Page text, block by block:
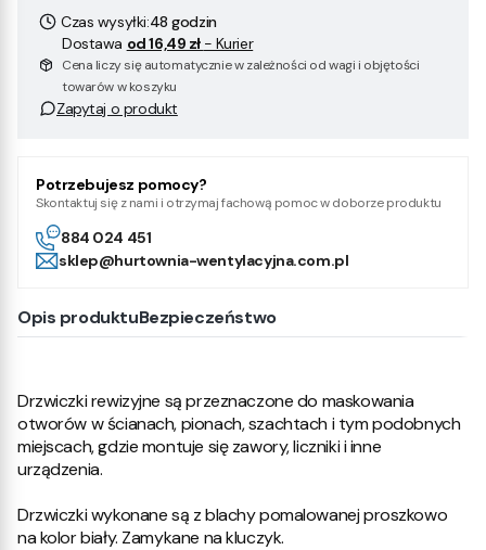
Czas wysyłki:48 godzin
Dostawa od 16,49 zł - Kurier
Cena liczy się automatycznie w zależności od wagi i objętości
towarów w koszyku
Zapytaj o produkt
Potrzebujesz pomocy?
Skontaktuj się z nami i otrzymaj fachową pomoc w doborze produktu
884 024 451
sklep@hurtownia-wentylacyjna.com.pl
Opis produktuBezpieczeństwo
Drzwiczki rewizyjne są przeznaczone do maskowania
otworów w ścianach, pionach, szachtach i tym podobnych
miejscach, gdzie montuje się zawory, liczniki i inne
urządzenia.
Drzwiczki wykonane są z blachy pomalowanej proszkowo
na kolor biały. Zamykane na kluczyk.